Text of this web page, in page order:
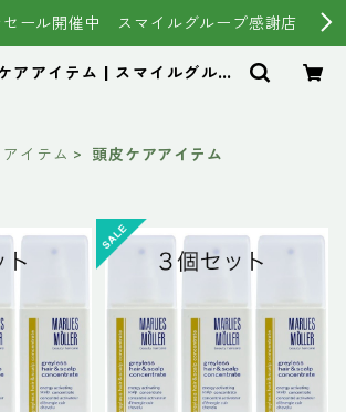
セール開催中 スマイルグループ感謝店
アアイテム | スマイルグルー
イテム 頭皮ケアアイテム